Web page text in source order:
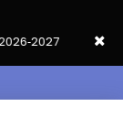
Grand café de